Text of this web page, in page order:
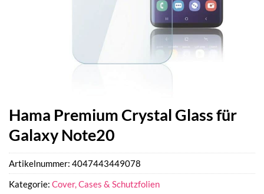
Hama Premium Crystal Glass für
Galaxy Note20
Artikelnummer: 4047443449078
Kategorie: Cover, Cases & Schutzfolien